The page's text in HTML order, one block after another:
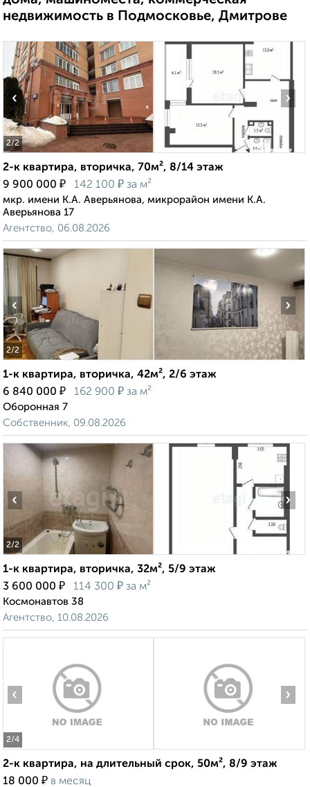
недвижимость в Подмосковье, Дмитрове
2/2
‹ ›
2-к квартира, вторичка, 70м², 8/14 этаж
9 900 000 ₽ 142 100 ₽ за м²
мкр. имени К.А. Аверьянова, микрорайон имени К.А.
Аверьянова 17
Агентство, 06.08.2026
2/2
‹ ›
1-к квартира, вторичка, 42м², 2/6 этаж
6 840 000 ₽ 162 900 ₽ за м²
Оборонная 7
Собственник, 09.08.2026
2/2
‹ ›
1-к квартира, вторичка, 32м², 5/9 этаж
3 600 000 ₽ 114 300 ₽ за м²
Космонавтов 38
Агентство, 10.08.2026
2/4
‹ ›
2-к квартира, на длительный срок, 50м², 8/9 этаж
18 000 ₽ в месяц